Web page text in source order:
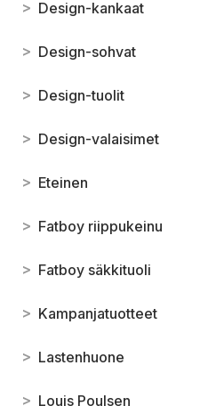
> Design-kankaat
> Design-sohvat
> Design-tuolit
> Design-valaisimet
> Eteinen
> Fatboy riippukeinu
> Fatboy säkkituoli
> Kampanjatuotteet
> Lastenhuone
> Louis Poulsen